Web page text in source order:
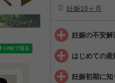
妊娠10ヶ月
妊娠の不安解
はじめての産
妊娠初期に知